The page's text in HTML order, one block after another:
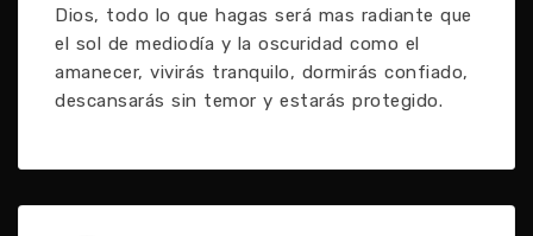
Dios, todo lo que hagas será mas radiante que
el sol de mediodía y la oscuridad como el
amanecer, vivirás tranquilo, dormirás confiado,
descansarás sin temor y estarás protegido.